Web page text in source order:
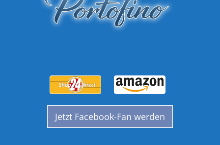
Bahama
Sunshineshop24
amazon
Jetzt Facebook-Fan werden